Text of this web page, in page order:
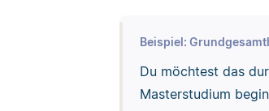
Beispiel:
Du möchtest das
Masterstudium